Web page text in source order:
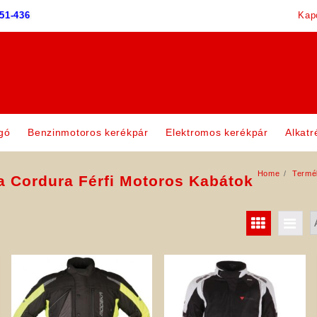
436
Benzinmotoros kerékpár Elektromos kerékpár
Cordura Férfi Motoros Kabátok Home